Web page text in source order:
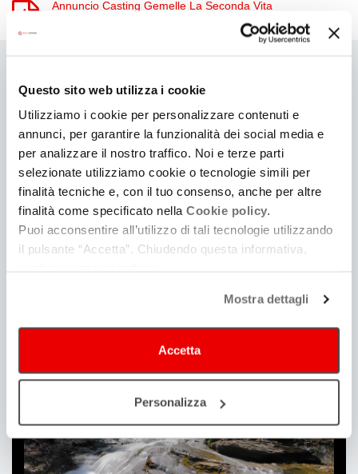
Questo sito web utilizza i cookie
Utilizziamo i cookie per personalizzare contenuti e
annunci, per garantire la funzionalità dei social media e
per analizzare il nostro traffico. Noi e terze parti
selezionate utilizziamo cookie o tecnologie simili per
finalità tecniche e, con il tuo consenso, anche per altre
finalità come specificato nella Cookie policy.
Puoi acconsentire all’utilizzo di tali tecnologie utilizzando
il pulsante “Accetta”. Chiudendo questa informativa,
Mostra dettagli
Accetta
Personalizza
Annuncio Casting Gemelle La Seconda Vita
Ti
può
interessare
Guida alla produzione